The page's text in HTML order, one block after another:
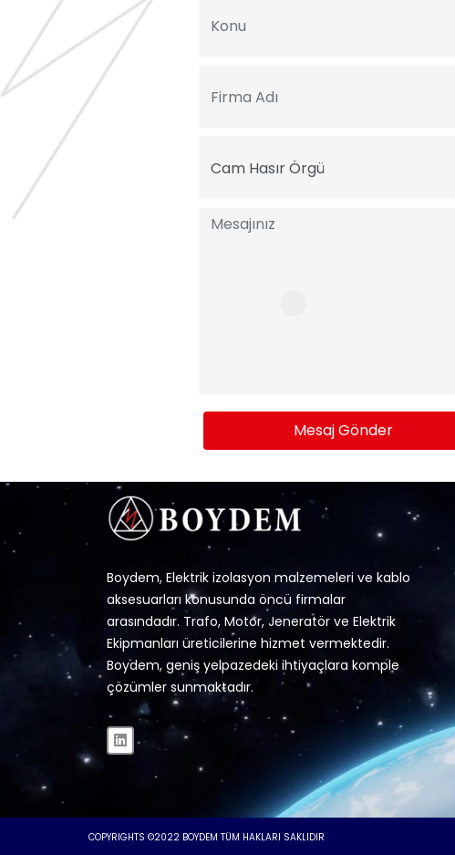
Mesaj Gönder
Boydem, Elektrik izolasyon malzemeleri ve kablo
aksesuarları konusunda öncü firmalar
arasındadır. Trafo, Motor, Jeneratör ve Elektrik
Ekipmanları üreticilerine hizmet vermektedir.
Boydem, geniş yelpazedeki ihtiyaçlara komple
çözümler sunmaktadır.
COPYRIGHTS ©2022 BOYDEM TÜM HAKLARI SAKLIDIR